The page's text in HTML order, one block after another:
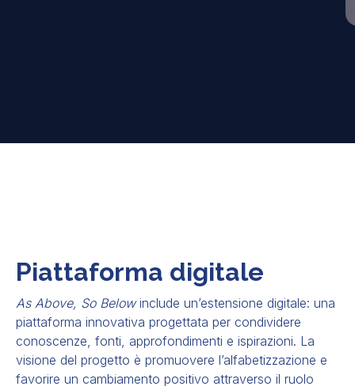
Piattaforma digitale
As Above, So Belowinclude un’estensione digitale: una
piattaforma innovativa progettata per condividere
conoscenze, fonti, approfondimenti e ispirazioni. La
visione del progetto è promuovere l’alfabetizzazione e
favorire un cambiamento positivo attraverso il ruolo